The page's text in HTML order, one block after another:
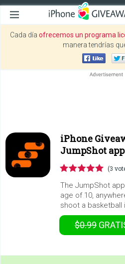
Cada día ofrecemos un programa
manera tendrías
iPhone
JumpShot app
(3
The JumpShot
age of 10,
shoot a basketball
$0.99